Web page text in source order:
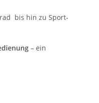
bis hin zu Sport-
– ein